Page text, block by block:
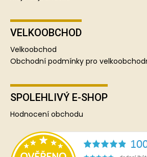
VELKOOBCHOD
Velkoobchod
Obchodní podmínky pro
SPOLEHLIVÝ E-SHOP
Hodnocení obchodu